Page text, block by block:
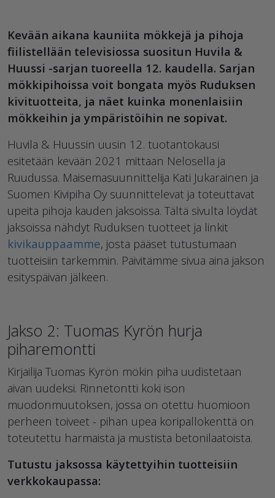
Kevään aikana kauniita mökkejä ja pihoja
fiilistellään televisiossa suositun Huvila &
Huussi -sarjan tuoreella 12. kaudella. Sarjan
mökkipihoissa voit bongata myös Ruduksen
kivituotteita, ja näet kuinka monenlaisiin
mökkeihin ja ympäristöihin ne sopivat.
Huvila & Huussin uusin 12. tuotantokausi
esitetään kevään 2021 mittaan Nelosella ja
Ruudussa. Maisemasuunnittelija Kati Jukarainen ja
Suomen Kivipiha Oy suunnittelevat ja toteuttavat
upeita pihoja kauden jaksoissa. Tältä sivulta löydät
jaksoissa nähdyt Ruduksen tuotteet ja linkit
kivikauppaamme, josta pääset tutustumaan
tuotteisiin tarkemmin. Päivitämme sivua aina jakson
esityspäivän jälkeen.
Jakso 2: Tuomas Kyrön hurja
piharemontti
Kirjailija Tuomas Kyrön mökin piha uudistetaan
aivan uudeksi. Rinnetontti koki ison
muodonmuutoksen, jossa on otettu huomioon
perheen toiveet - pihan upea koripallokenttä on
toteutettu harmaista ja mustista betonilaatoista.
Tutustu jaksossa käytettyihin tuotteisiin
verkkokaupassa: